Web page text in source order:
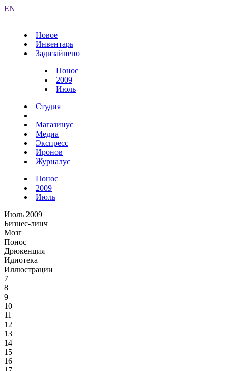
EN
Новое
Инвентарь
Задизайнено
Понос
2009
Июль
Студия
Магазинус
Медиа
Экспресс
Иронов
Журналус
Понос
2009
Июль
Июль 2009
Бизнес-линч
Мозг
Понос
Дрюкенция
Идиотека
Иллюстрации
7
8
9
10
11
12
13
14
15
16